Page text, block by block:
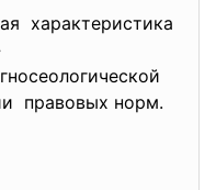
характеристика
правовых норм.